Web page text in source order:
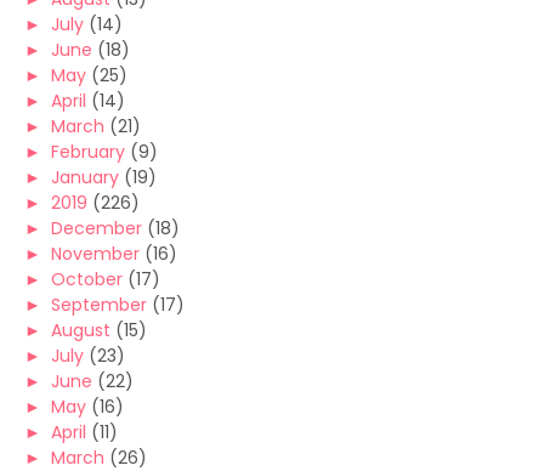
► July (14)
► June (18)
► May (25)
► April (14)
► March (21)
► February (9)
► January (19)
► 2019 (226)
► December (18)
► November (16)
► October (17)
► September (17)
► August (15)
► July (23)
► June (22)
► May (16)
► April (11)
► March (26)